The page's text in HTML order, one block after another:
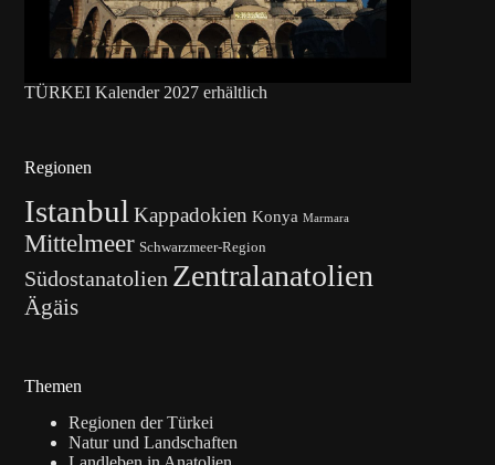
TÜRKEI Kalender 2027 erhältlich
Regionen
Istanbul Kappadokien Konya Marmara
Mittelmeer Schwarzmeer-Region
Südostanatolien Zentralanatolien
Ägäis
Themen
Regionen der Türkei
Natur und Landschaften